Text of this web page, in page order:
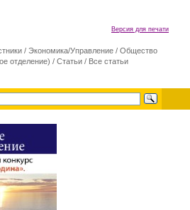
Версия для печати
/ Экономика/Управление / Общество
отделение) / Статьи / Все статьи